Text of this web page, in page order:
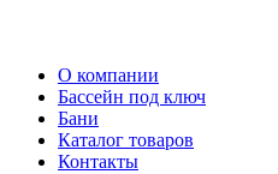
О компании
Бассейн под ключ
Бани
Каталог товаров
Контакты